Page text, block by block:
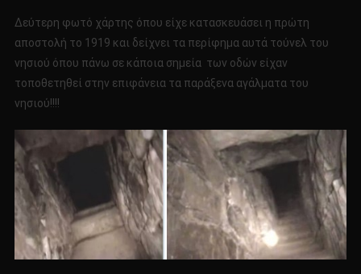
Δεύτερη φωτό χάρτης όπου είχε κατασκευάσει η πρώτη
αποστολή το 1919 και δείχνει τα περίφημα αυτά τούνελ του
νησιού όπου πάνω σε κάποια σημεία των οδών είχαν
τοποθετηθεί στην επιφάνεια τα παράξενα αγάλματα του
νησιού!!!!